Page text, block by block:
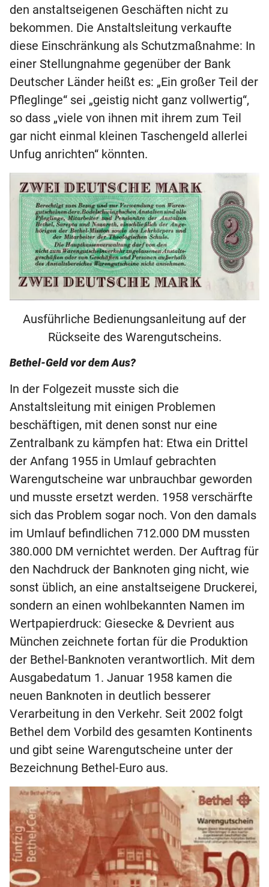
den anstaltseigenen Geschäften nicht zu
bekommen. Die Anstaltsleitung verkaufte
diese Einschränkung als Schutzmaßnahme: In
einer Stellungnahme gegenüber der Bank
Deutscher Länder heißt es: „Ein großer Teil der
Pfleglinge“ sei „geistig nicht ganz vollwertig“,
so dass „viele von ihnen mit ihrem zum Teil
gar nicht einmal kleinen Taschengeld allerlei
Unfug anrichten“ könnten.
Ausführliche Bedienungsanleitung auf der
Rückseite des Warengutscheins.
Bethel-Geld vor dem Aus?
In der Folgezeit musste sich die
Anstaltsleitung mit einigen Problemen
beschäftigen, mit denen sonst nur eine
Zentralbank zu kämpfen hat: Etwa ein Drittel
der Anfang 1955 in Umlauf gebrachten
Warengutscheine war unbrauchbar geworden
und musste ersetzt werden. 1958 verschärfte
sich das Problem sogar noch. Von den damals
im Umlauf befindlichen 712.000 DM mussten
380.000 DM vernichtet werden. Der Auftrag für
den Nachdruck der Banknoten ging nicht, wie
sonst üblich, an eine anstaltseigene Druckerei,
sondern an einen wohlbekannten Namen im
Wertpapierdruck: Giesecke & Devrient aus
München zeichnete fortan für die Produktion
der Bethel-Banknoten verantwortlich. Mit dem
Ausgabedatum 1. Januar 1958 kamen die
neuen Banknoten in deutlich besserer
Verarbeitung in den Verkehr. Seit 2002 folgt
Bethel dem Vorbild des gesamten Kontinents
und gibt seine Warengutscheine unter der
Bezeichnung Bethel-Euro aus.